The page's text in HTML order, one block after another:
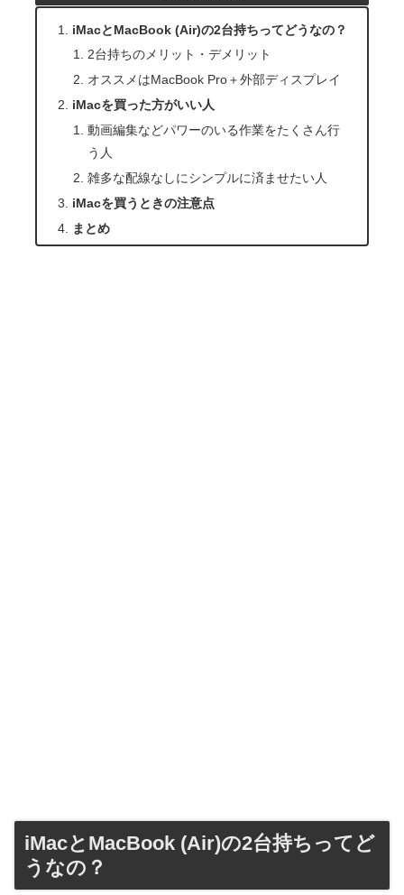
iMacとMacBook (Air)の2台持ちってどうなの？
2台持ちのメリット・デメリット
オススメはMacBook Pro＋外部ディスプレイ
iMacを買った方がいい人
動画編集などパワーのいる作業をたくさん行
う人
雑多な配線なしにシンプルに済ませたい人
iMacを買うときの注意点
まとめ
iMacとMacBook (Air)の2台持ちってど
うなの？